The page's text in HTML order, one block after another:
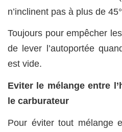
n’inclinent pas à plus de
Toujours pour empêcher
de lever l’autoportée
est vide.
Eviter le mélange entre
le carburateur
Pour éviter tout mélange